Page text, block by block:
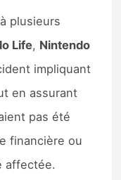
plusieurs
Life, Nintendo
impliquant
en assurant
pas été
financière ou
affectée.